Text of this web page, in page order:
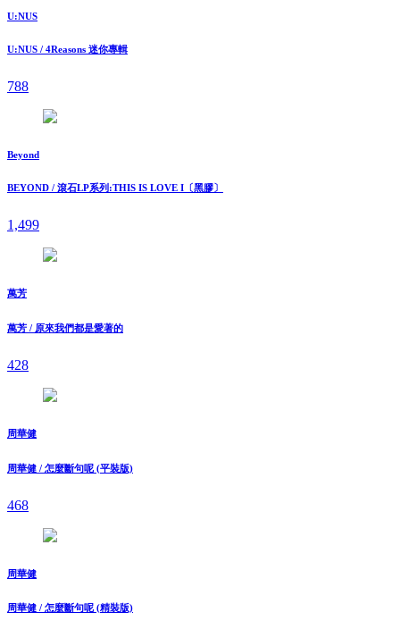
U:NUS
U:NUS / 4Reasons 迷你專輯
788
Beyond
BEYOND / 滾石LP系列:THIS IS LOVE I〔黑膠〕
1,499
萬芳
萬芳 / 原來我們都是愛著的
428
周華健
周華健 / 怎麼斷句呢 (平裝版)
468
周華健
周華健 / 怎麼斷句呢 (精裝版)